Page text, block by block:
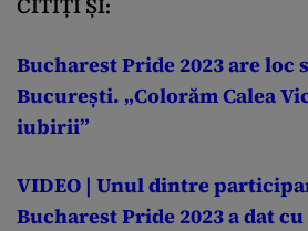
CITIȚI ȘI:
Bucharest Pride 2023 are loc
București. „Colorăm Calea
iubirii”
VIDEO | Unul dintre
Bucharest Pride 2023 a dat